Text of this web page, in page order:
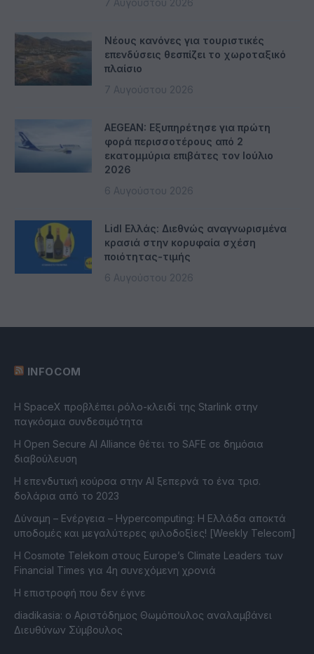
Νέους κανόνες για τουριστικές
επενδύσεις θεσπίζει το χωροταξικό
πλαίσιο
7 Αυγούστου 2026
AEGEAN: Εξυπηρέτησε για πρώτη
φορά περισσοτέρους από 2
εκατομμύρια επιβάτες τον Ιούλιο
2026
6 Αυγούστου 2026
Lidl Ελλάς: Διεθνώς αναγνωρισμένα
κρασιά στην κορυφαία σχέση
ποιότητας-τιμής
6 Αυγούστου 2026
INFOCOM
Η SpaceX προβλέπει ρόλο-κλειδί της Starlink στην
παγκόσμια συνδεσιμότητα
Η Open Secure AI Alliance θέτει το SAFE σε δημόσια
διαβούλευση
Η επενδυτική κούρσα στην AI ξεπερνά το ένα τρισ.
δολάρια από το 2023
Δύναμη – Ενέργεια – Ηypercomputing: Η Ελλάδα αποκτά
υποδομές και μεγαλύτερες φιλοδοξίες! [Weekly Telecom]
Η Cosmote Telekom στους Europe’s Climate Leaders των
Financial Times για 4η συνεχόμενη χρονιά
Η επιστροφή που δεν έγινε
diadikasia: ο Αριστόδημος Θωμόπουλος αναλαμβάνει
Διευθύνων Σύμβουλος